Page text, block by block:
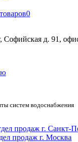
0
Софийская д. 91,
систем водоснабжения
продаж г. Санкт-
продаж г. Москва